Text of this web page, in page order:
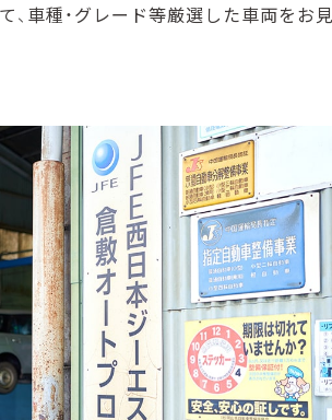
⾞種・グレード等厳選した⾞両をお